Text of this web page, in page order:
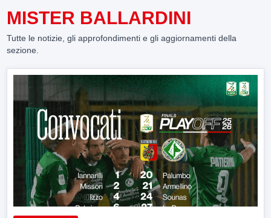
MISTER BALLARDINI
Tutte le notizie, gli approfondimenti e gli aggiornamenti della
sezione.